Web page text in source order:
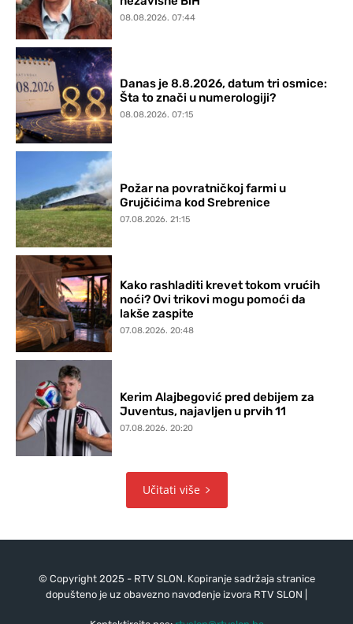
08.08.2026. 07:44
Danas je 8.8.2026, datum tri osmice:
Šta to znači u numerologiji?
08.08.2026. 07:15
Požar na povratničkoj farmi u
Grujčićima kod Srebrenice
07.08.2026. 21:15
Kako rashladiti krevet tokom vrućih
noći? Ovi trikovi mogu pomoći da
lakše zaspite
07.08.2026. 20:48
Kerim Alajbegović pred debijem za
Juventus, najavljen u prvih 11
07.08.2026. 20:20
Učitati više
© Copyright 2025 - RTV SLON. Kopiranje sadržaja stranice
dopušteno je uz obavezno navođenje izvora RTV SLON |